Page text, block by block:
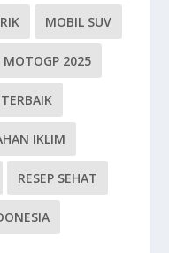
MOBIL SUV
MOTOGP 2025
IKLIM
RESEP SEHAT